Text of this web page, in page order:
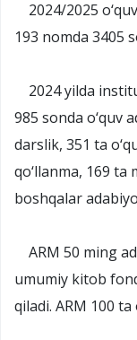
2024/2025
193 nomda 3405
2024 yilda
985 sonda o‘quv
darslik, 351 ta
qo‘llanma, 169 ta
boshqalar
ARM 50 ming
umumiy kitob
qiladi. ARM 100 ta